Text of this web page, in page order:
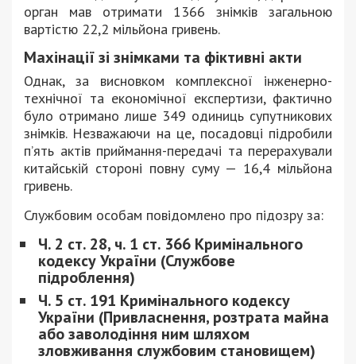
орган мав отримати 1366 знімків загальною
вартістю 22,2 мільйона гривень.
Махінації зі знімками та фіктивні акти
Однак, за висновком комплексної інженерно-
технічної та економічної експертизи, фактично
було отримано лише 349 одиниць супутникових
знімків. Незважаючи на це, посадовці підробили
п’ять актів приймання-передачі та перерахували
китайській стороні повну суму — 16,4 мільйона
гривень.
Службовим особам повідомлено про підозру за:
Ч. 2 ст. 28, ч. 1 ст. 366 Кримінального
кодексу України (Службове
підроблення)
Ч. 5 ст. 191 Кримінального кодексу
України (Привласнення, розтрата майна
або заволодіння ним шляхом
зловживання службовим становищем)